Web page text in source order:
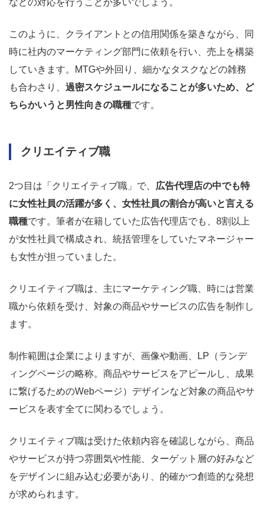
などの対応を行うことが多いでしょう。
このように、クライアントとの信用関係を築きながら、同
時に社内のマーケティング部門に依頼を行い、売上を構築
していきます。MTGや外回り、細かなタスクなどの雑務
も合わさり、 過密スケジュールになることが多いため、ど
ちらかいうと男性向きの職種です。
クリエイティブ職
2つ目は「クリエイティブ職」で、 広告代理店の中でも特
に女性社員の活躍が多く、女性社員の割合が高いと言える
職種です。筆者が在籍していた広告代理店でも、8割以上
が女性社員で構成され、統括管理をしていたマネージャー
も女性が担っていました。
クリエイティブ職は、主にマーケティング職、時には営業
職から依頼を受け、対象の商品やサービスの広告を制作し
ます。
制作範囲は企業によりますが、画像や動画、LP（ランデ
ィングページの略称。商品やサービスをアピールし、成果
に繋げるためのWebページ）デザインなど対象の商品やサ
ービスを表す全てに関わるでしょう。
クリエイティブ職は受けた依頼内容を確認しながら、商品
やサービスが持つ雰囲気や性能、ターゲット層の好みなど
をデザインに組み込む必要があり、的確かつ創造的な発想
が求められます。